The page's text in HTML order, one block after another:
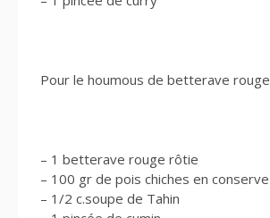
Pour le houmous de betterave rouge
– 1 betterave rouge rôtie
– 100 gr de pois chiches en conserve
– 1/2 c.soupe de Tahin